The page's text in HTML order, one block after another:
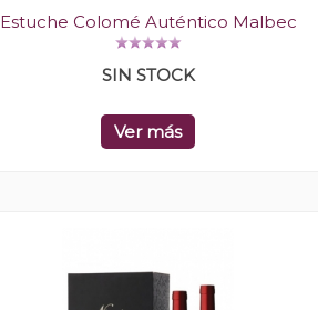
Estuche Colomé Auténtico Malbec
SIN STOCK
Ver más